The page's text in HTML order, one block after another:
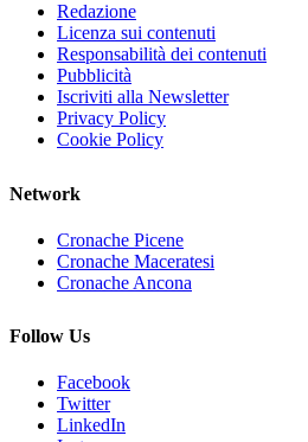
Redazione
Licenza sui contenuti
Responsabilità dei contenuti
Pubblicità
Iscriviti alla Newsletter
Privacy Policy
Cookie Policy
Network
Cronache Picene
Cronache Maceratesi
Cronache Ancona
Follow Us
Facebook
Twitter
LinkedIn